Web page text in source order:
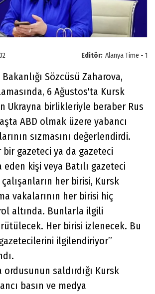
Editör: Alanya Time - 1
Sözcüsü Zaharova,
6 Ağustos'ta Kursk
Ukrayna birlikleriyle beraber Rus
ABD olmak üzere yabancı
sızmasını değerlendirdi.
bir gazeteci ya da gazeteci
kişi veya Batılı gazeteci
her birisi, Kursk
vakalarının her birisi hiç
altında. Bunlarla ilgili
Her birisi izlenecek. Bu
ilgilendiriyor”
ordusunun saldırdığı Kursk
basın ve medya